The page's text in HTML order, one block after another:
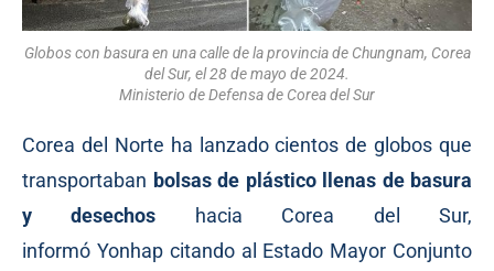
Globos con basura en una calle de la provincia de Chungnam, Corea
del Sur, el 28 de mayo de 2024.
Ministerio de Defensa de Corea del Sur
Corea del Norte ha lanzado cientos de globos que
transportaban bolsas de plástico llenas de basura
y desechos hacia Corea del Sur,
informó Yonhapcitando al Estado Mayor Conjunto